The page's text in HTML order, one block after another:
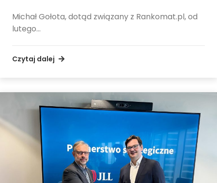
Michał Gołota, dotąd związany z Rankomat.pl, od
lutego…
Czytaj dalej